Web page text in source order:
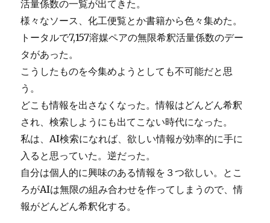
活量係数の一覧が出てきた。
様々なソース、化工便覧とか書籍から色々集めた。
トータルで7,157溶媒ペアの無限希釈活量係数のデー
タがあった。
こうしたものを今集めようとしても不可能だと思
う。
どこも情報を出さなくなった。情報はどんどん希釈
され、検索しようにも出てこない時代になった。
私は、AI検索になれば、欲しい情報が効率的に手に
入ると思っていた。逆だった。
自分は個人的に興味のある情報を３つ欲しい。とこ
ろがAIは無限の組み合わせを作ってしまうので、情
報がどんどん希釈化する。